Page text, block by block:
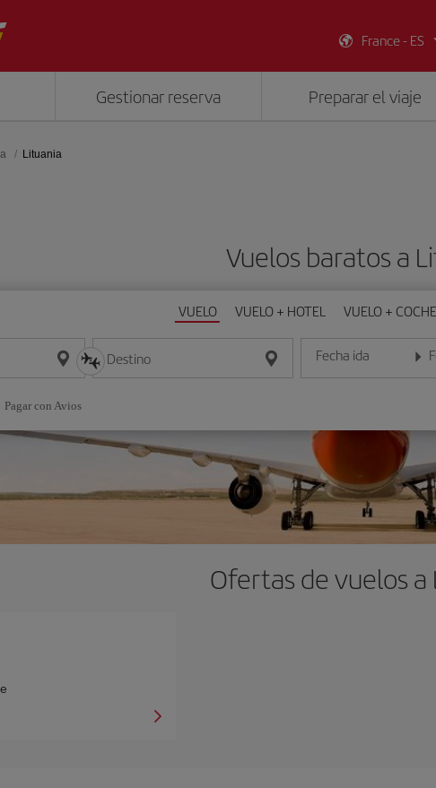
France - ES
Gestionar reserva Preparar el viaje
Lituania
Vuelos baratos a
VUELO VUELO + HOTEL VUELO + COCHE
Destino Fecha ida
Introduce la fecha en
Pagar con Avios
Ofertas de vuelos a